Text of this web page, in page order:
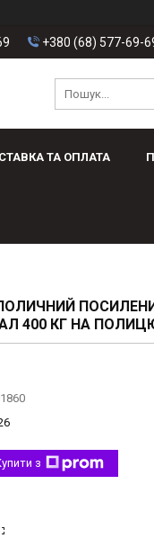
+380 (68) 577-69-
ТА ОПЛАТА
400 КГ НА
з